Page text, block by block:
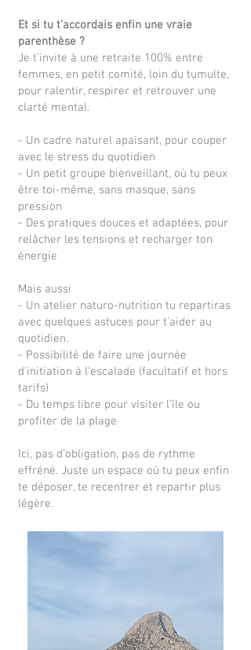
Et si tu t’accordais enfin une vraie
parenthèse ?
Je t’invite à une retraite 100% entre
femmes, en petit comité, loin du tumulte,
pour ralentir, respirer et retrouver une
clarté mental.
- Un cadre naturel apaisant, pour couper
avec le stress du quotidien
- Un petit groupe bienveillant, où tu peux
être toi-même, sans masque, sans
pression
- Des pratiques douces et adaptées, pour
relâcher les tensions et recharger ton
énergie
Mais aussi
- Un atelier naturo-nutrition tu repartiras
avec quelques astuces pour t'aider au
quotidien.
- Possibilité de faire une journée
d'initiation à l'escalade (facultatif et hors
tarifs)
- Du temps libre pour visiter l'île ou
profiter de la plage
Ici, pas d’obligation, pas de rythme
effréné. Juste un espace où tu peux enfin
te déposer, te recentrer et repartir plus
légère.